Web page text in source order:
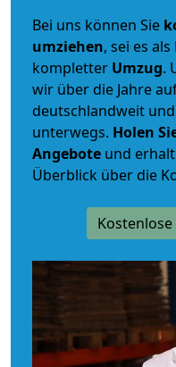
Bei uns können Sie
umziehen, sei es als
kompletter Umzug.
wir über die Jahre
deutschlandweit
unterwegs. Holen
Angebote und
Überblick über die